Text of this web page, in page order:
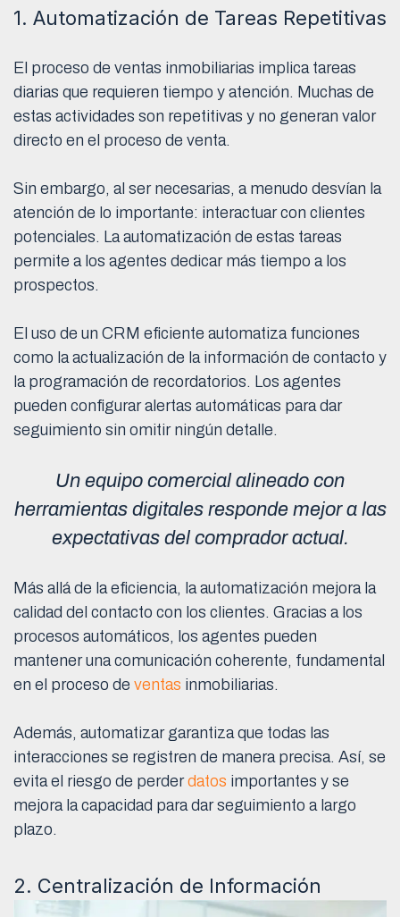
1. Automatización de Tareas Repetitivas
El proceso de ventas inmobiliarias implica tareas
diarias que requieren tiempo y atención. Muchas de
estas actividades son repetitivas y no generan valor
directo en el proceso de venta.
Sin embargo, al ser necesarias, a menudo desvían la
atención de lo importante: interactuar con clientes
potenciales. La automatización de estas tareas
permite a los agentes dedicar más tiempo a los
prospectos.
El uso de un CRM eficiente automatiza funciones
como la actualización de la información de contacto y
la programación de recordatorios. Los agentes
pueden configurar alertas automáticas para dar
seguimiento sin omitir ningún detalle.
Un equipo comercial alineado con
herramientas digitales responde mejor a las
expectativas del comprador actual.
Más allá de la eficiencia, la automatización mejora la
calidad del contacto con los clientes. Gracias a los
procesos automáticos, los agentes pueden
mantener una comunicación coherente, fundamental
en el proceso de ventas inmobiliarias.
Además, automatizar garantiza que todas las
interacciones se registren de manera precisa. Así, se
evita el riesgo de perderdatos importantes y se
mejora la capacidad para dar seguimiento a largo
plazo.
2. Centralización de Información